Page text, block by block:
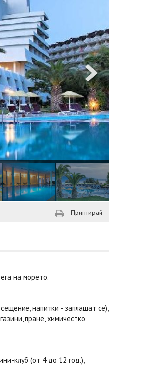
Принтирай
на морето.
напитки - заплащат се),
пране, химичестко
клуб (от 4 до 12 год.),